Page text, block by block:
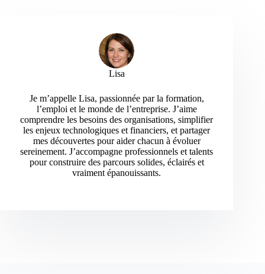
Lisa
Je m’appelle Lisa, passionnée par la formation,
l’emploi et le monde de l’entreprise. J’aime
comprendre les besoins des organisations, simplifier
les enjeux technologiques et financiers, et partager
mes découvertes pour aider chacun à évoluer
sereinement. J’accompagne professionnels et talents
pour construire des parcours solides, éclairés et
vraiment épanouissants.